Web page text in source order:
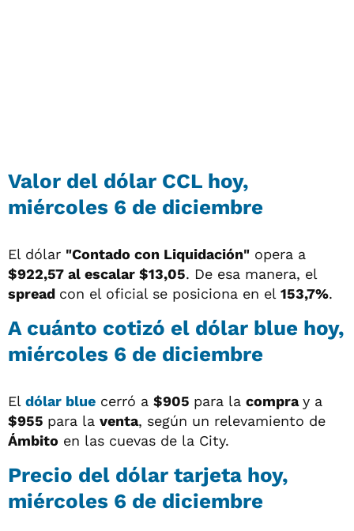
Valor del dólar CCL hoy,
miércoles 6 de diciembre
El dólar "Contado con Liquidación" opera a
$922,57 al escalar $13,05. De esa manera, el
spread con el oficial se posiciona en el 153,7%.
A cuánto cotizó el dólar blue hoy,
miércoles 6 de diciembre
El dólar blue cerró a $905 para la compray a
$955 para la venta, según un relevamiento de
Ámbito en las cuevas de la City.
Precio del dólar tarjeta hoy,
miércoles 6 de diciembre